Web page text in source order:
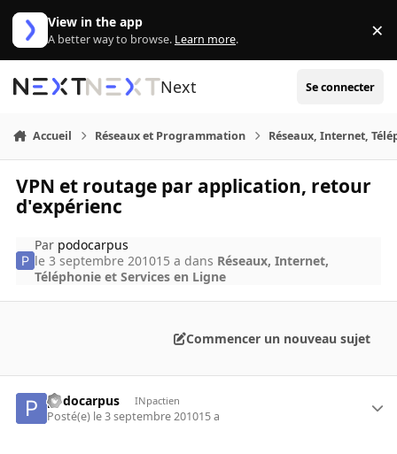
Aller au contenu
View in the app
A better way to browse. Learn more. ×
Next Se connecter
Accueil Réseaux et Programmation Réseaux, Internet,
VPN et routage par application, retour
d'expérienc
Par podocarpus
le 3 septembre 201015 a dans Réseaux, Internet,
Téléphonie et Services en Ligne
Commencer un nouveau sujet
podocarpus INpactien
Posté(e) le 3 septembre 201015 a